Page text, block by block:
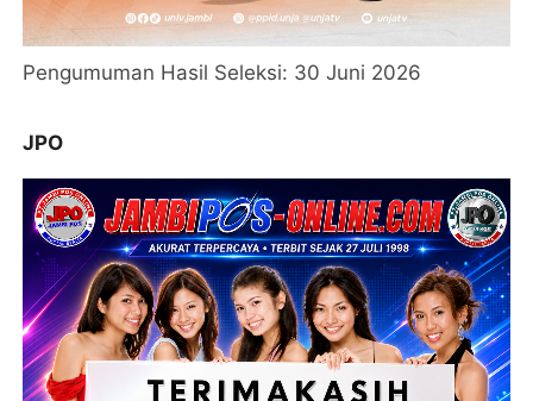
Pengumuman Hasil Seleksi: 30 Juni 2026
JPO